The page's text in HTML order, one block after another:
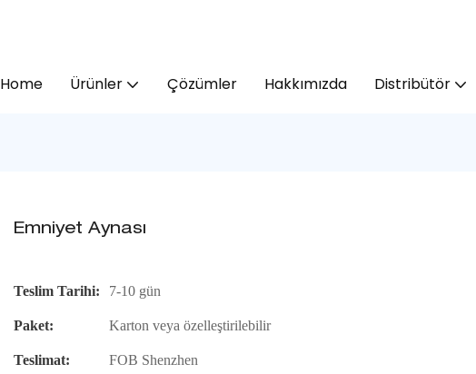
Home Ürünler Çözümler Hakkımızda Distribütör
Emniyet Aynası
Teslim Tarihi: 7-10 gün
Paket: Karton veya özelleştirilebilir
Teslimat: FOB Shenzhen